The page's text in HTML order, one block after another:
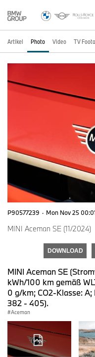
Artikel Photo Video TV
P90577239 · Mon Nov 25
MINI Aceman SE (11/2024)
DOWNLOAD
MINI Aceman SE
kWh/100 km gemäß
0 g/km; CO2-Klasse:
382 - 405).
Aceman